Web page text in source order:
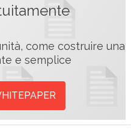
come costruire una
e semplice